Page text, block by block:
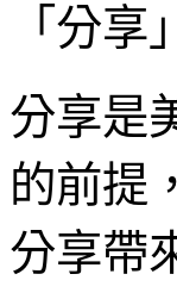
「分
分享是
的前提
分享帶